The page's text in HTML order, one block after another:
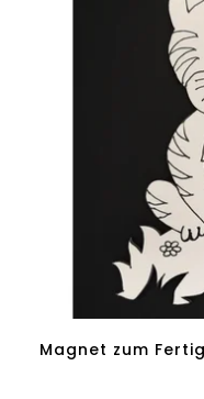
Magnet zum